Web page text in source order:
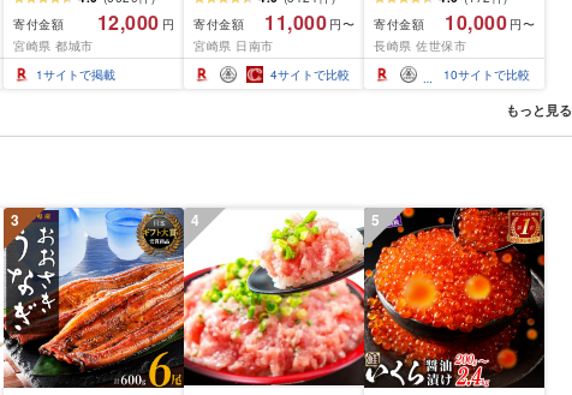
のみ) 500g 1kg 2kg[発
送時期が選べる] 牛肉 焼
肉 すき焼き しゃぶしゃ
ぶ ステーキ ギフト お中
寄付金額
12,000 円
宮崎県 都城市
1サイトで掲載
ライス 焼肉 国産 肉 牛肉
薄切り 黒毛和牛 A4 A5
人気 小分け 焼き肉 すき
焼き しゃぶしゃぶ 牛丼
BBQ ギフト 贈り物 おす
寄付金額
11,000 円〜
宮崎県 日南市
4サイトで比較
さ≫ 職人厳選 無添加 小
分け オリジナル ポーク
ステーキ 子供も安心 豚
豚肉 セット ジューシー
ギフト 贈り物 おすすめ
おかず 簡単調理 人気 送
寄付金額
10,000 円〜
長崎県 佐世保市
10サイトで比較
もっと見る
3 4 5